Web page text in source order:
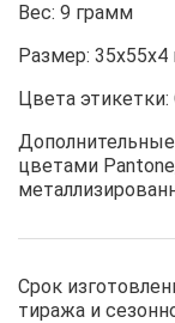
Вес: 9 грамм
Размер:
Цвета этикетки:
цветами
Срок
тиража и